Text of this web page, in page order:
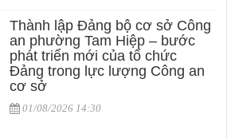
Thành lập Đảng bộ cơ sở Công
an phường Tam Hiệp – bước
phát triển mới của tổ chức
Đảng trong lực lượng Công an
cơ sở
01/08/2026 14:30